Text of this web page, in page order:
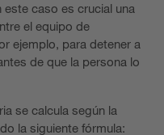
este caso es crucial una
el equipo de
ejemplo, para detener a
de que la persona lo
se calcula según la
la siguiente fórmula: